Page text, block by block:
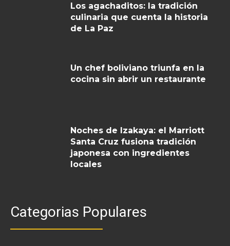
Los agachaditos: la tradición
culinaria que cuenta la historia
de La Paz
Un chef boliviano triunfa en la
cocina sin abrir un restaurante
Noches de Izakaya: el Marriott
Santa Cruz fusiona tradición
japonesa con ingredientes
locales
Categorias Populares